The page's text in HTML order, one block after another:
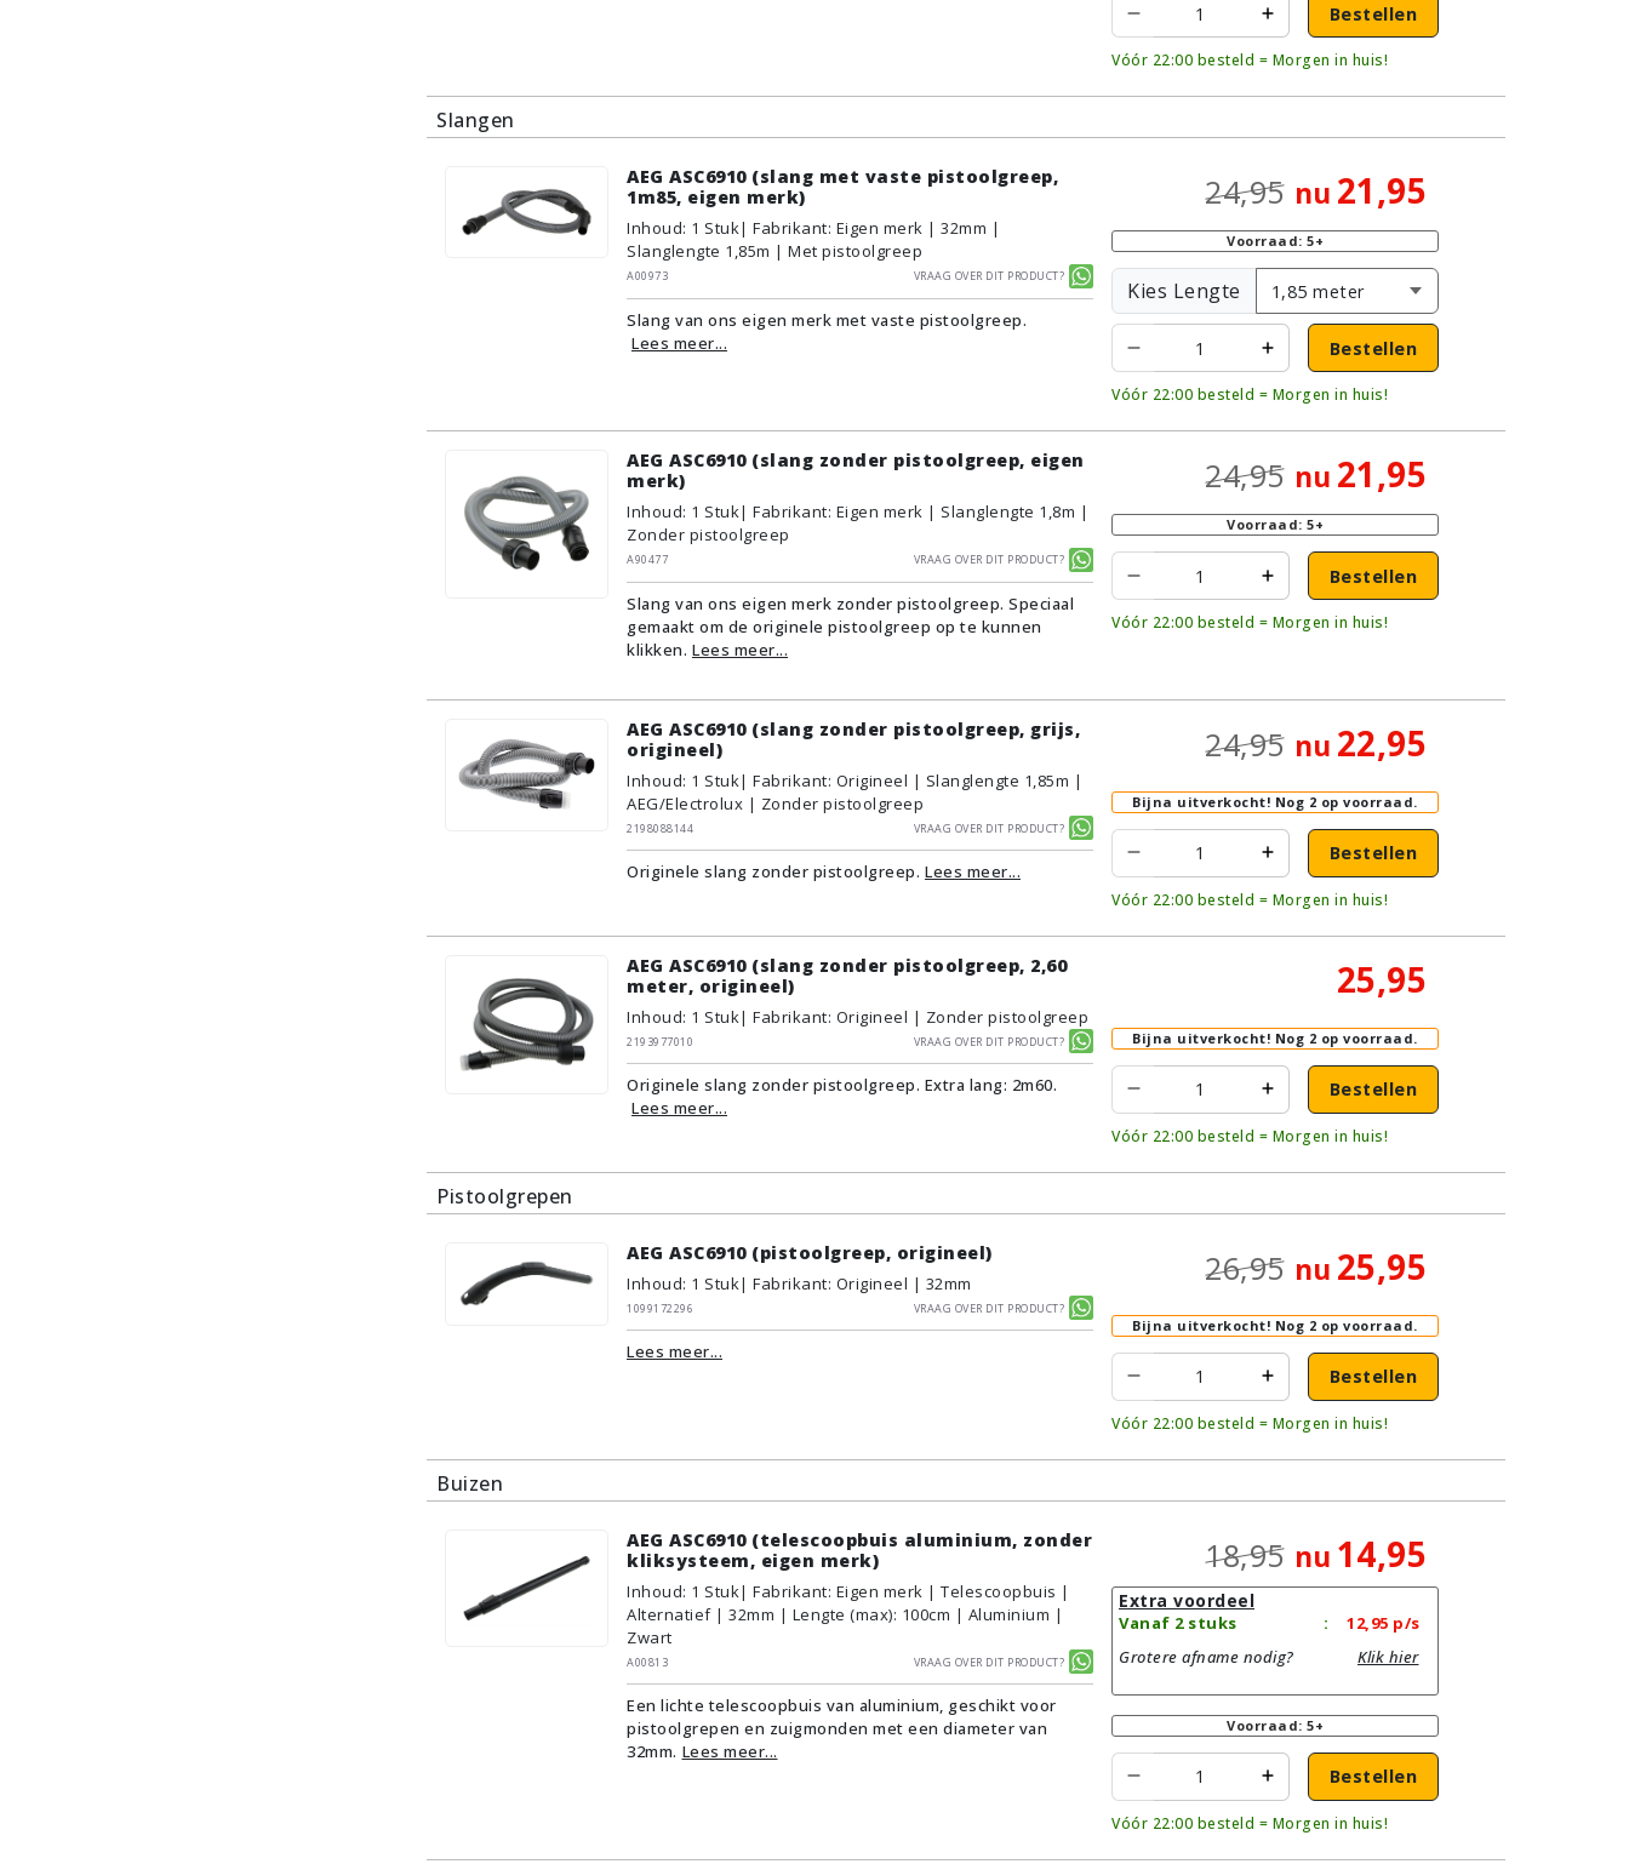
Bestellen
Vóór 22:00 besteld = Morgen in huis!
Slangen
AEG ASC6910 (slang met vaste pistoolgreep,
1m85, eigen merk)
Inhoud: 1 Stuk| Fabrikant: Eigen merk | 32mm |
Slanglengte 1,85m | Met pistoolgreep
A00973
Vraag over dit product?
Slang van ons eigen merk met vaste pistoolgreep.
Lees meer...
24,95 nu 21,95
Voorraad: 5+
Kies Lengte
Bestellen
Vóór 22:00 besteld = Morgen in huis!
AEG ASC6910 (slang zonder pistoolgreep, eigen
merk)
Inhoud: 1 Stuk| Fabrikant: Eigen merk | Slanglengte 1,8m |
Zonder pistoolgreep
A90477
Vraag over dit product?
Slang van ons eigen merk zonder pistoolgreep. Speciaal
gemaakt om de originele pistoolgreep op te kunnen
klikken. Lees meer...
24,95 nu 21,95
Voorraad: 5+
Bestellen
Vóór 22:00 besteld = Morgen in huis!
AEG ASC6910 (slang zonder pistoolgreep, grijs,
origineel)
Inhoud: 1 Stuk| Fabrikant: Origineel | Slanglengte 1,85m |
AEG/Electrolux | Zonder pistoolgreep
2198088144
Vraag over dit product?
Originele slang zonder pistoolgreep. Lees meer...
24,95 nu 22,95
Bijna uitverkocht! Nog 2 op voorraad.
Bestellen
Vóór 22:00 besteld = Morgen in huis!
AEG ASC6910 (slang zonder pistoolgreep, 2,60
meter, origineel)
Inhoud: 1 Stuk| Fabrikant: Origineel | Zonder pistoolgreep
2193977010
Vraag over dit product?
Originele slang zonder pistoolgreep. Extra lang: 2m60.
Lees meer...
25,95
Bijna uitverkocht! Nog 2 op voorraad.
Bestellen
Vóór 22:00 besteld = Morgen in huis!
Pistoolgrepen
AEG ASC6910 (pistoolgreep, origineel)
Inhoud: 1 Stuk| Fabrikant: Origineel | 32mm
1099172296
Vraag over dit product?
Lees meer...
26,95 nu 25,95
Bijna uitverkocht! Nog 2 op voorraad.
Bestellen
Vóór 22:00 besteld = Morgen in huis!
Buizen
AEG ASC6910 (telescoopbuis aluminium, zonder
kliksysteem, eigen merk)
Inhoud: 1 Stuk| Fabrikant: Eigen merk | Telescoopbuis |
Alternatief | 32mm | Lengte (max): 100cm | Aluminium |
Zwart
A00813
Vraag over dit product?
Een lichte telescoopbuis van aluminium, geschikt voor
pistoolgrepen en zuigmonden met een diameter van
32mm. Lees meer...
18,95 nu 14,95
Extra voordeel
Vanaf 2 stuks : 12,95 p/s
Grotere afname nodig?
Klik hier
Voorraad: 5+
Bestellen
Vóór 22:00 besteld = Morgen in huis!